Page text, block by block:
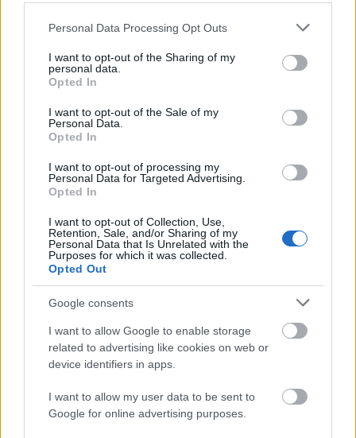
Please note that this website/app uses one or more Google
not limited to your visit or usage behaviour. You may click to
grant or deny consent to Google and its third-party tags to
use your data for below specified purposes in below Google
consent section.
Personal Data Processing Opt Outs
I want to opt-out of the Sharing of my
personal data.
Opted In
I want to opt-out of the Sale of my
Personal Data.
Opted In
I want to opt-out of processing my
Personal Data for Targeted Advertising.
Opted In
I want to opt-out of Collection, Use,
Retention, Sale, and/or Sharing of my
Personal Data that Is Unrelated with the
Purposes for which it was collected.
Opted Out
Google consents
I want to allow Google to enable storage
related to advertising like cookies on web or
device identifiers in apps.
I want to allow my user data to be sent to
Google for online advertising purposes.
tudták használni műveit.A velencei kalmára maga
gonosz zsidó főhősével például fontos része volt az
iraki tananyagnak Szaddám Huszein idején.
Fotó: AFP
Shaw számára - aki úgy határozta meg a
produkcióban játszott szerepét, hogy övé volt az első
felvetett egy olyan kérdést, amely egész biztosan sok
iraki nőben is felmerült. "Hol vannak a Rómeók?